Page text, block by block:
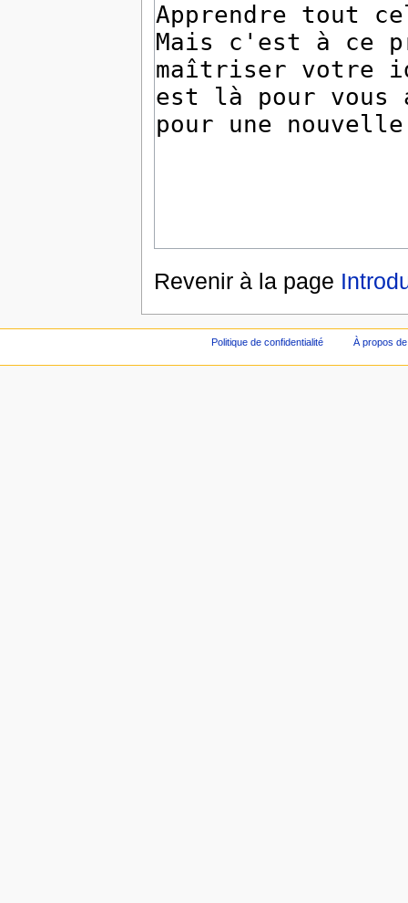
Revenir à la page
Politique de confidentialité À propos